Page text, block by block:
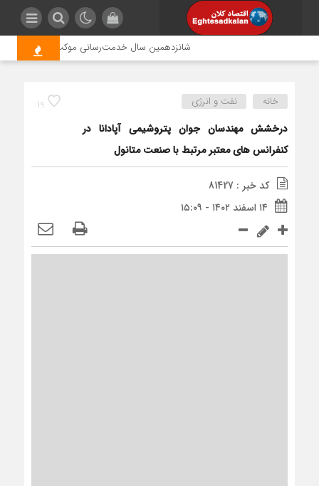
شانزدهمین سال خدمت‌رسانی موکب امام رضا (ع)
19 خانه نفت و انرژی
درخشش مهندسان جوان پتروشیمی آپادانا در
کنفرانس های معتبر مرتبط با صنعت متانول
کد خبر : 81427
۱۴ اسفند ۱۴۰۲ - ۱۵:۰۹